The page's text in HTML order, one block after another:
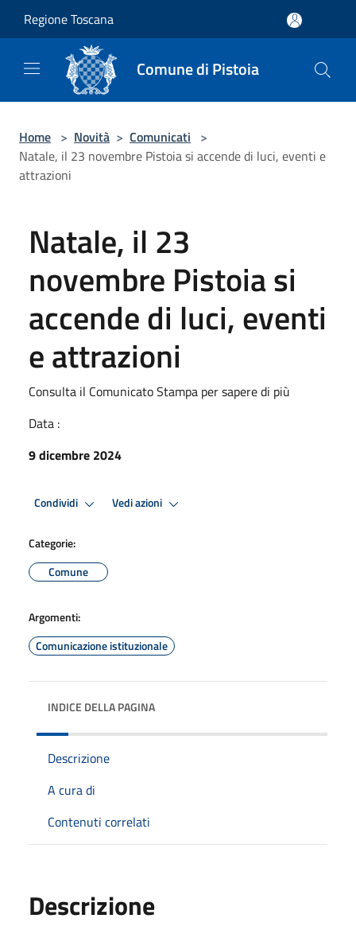
Regione Toscana
Comune di Pistoia
Home > Novità > Comunicati >
Natale, il 23 novembre Pistoia si accende di luci, eventi e
attrazioni
Natale, il 23
novembre Pistoia si
accende di luci, eventi
e attrazioni
Consulta il Comunicato Stampa per sapere di più
Data :
9 dicembre 2024
Condividi Vedi azioni
Categorie:
Comune
Argomenti:
Comunicazione istituzionale
INDICE DELLA PAGINA
Descrizione
A cura di
Contenuti correlati
Descrizione